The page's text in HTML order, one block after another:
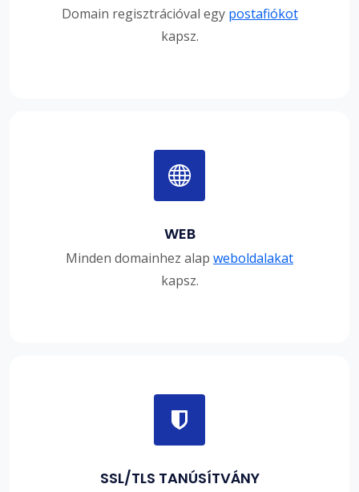
Domain regisztrációval egy postafiókot
kapsz.
WEB
Minden domainhez alap weboldalakat
kapsz.
SSL/TLS TANÚSÍTVÁNY